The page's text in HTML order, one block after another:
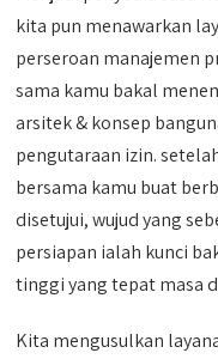
kita pun menawarkan
perseroan manajemen
sama kamu bakal
arsitek & konsep
pengutaraan izin.
bersama kamu buat
disetujui, wujud yang
persiapan ialah kunci
tinggi yang tepat masa
Kita mengusulkan